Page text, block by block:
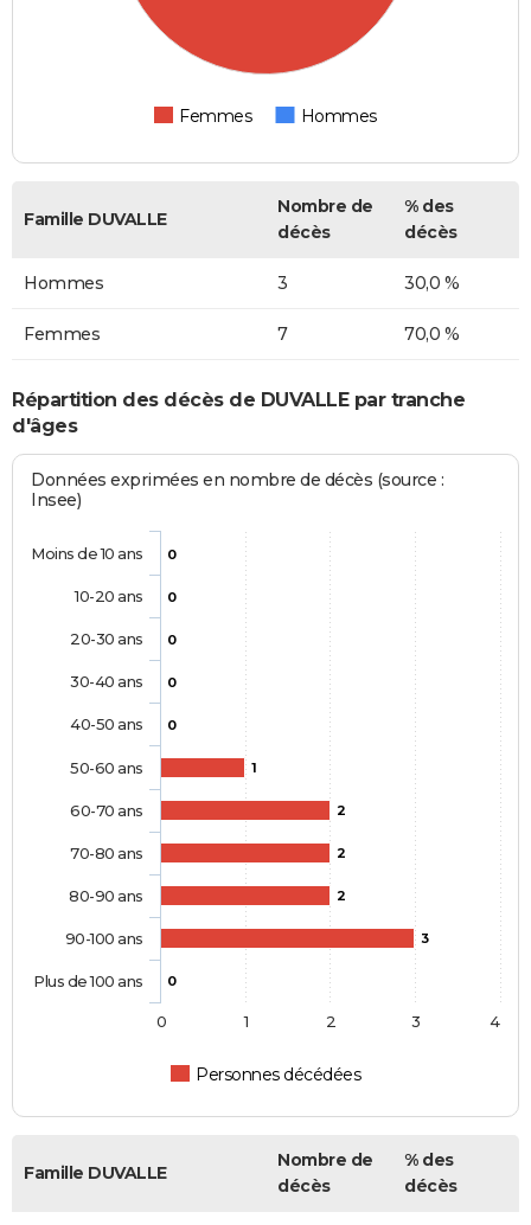
Femmes Hommes
Famille DUVALLE
Nombre de
décès
% des
décès
Hommes 3 30,0 %
Femmes 7 70,0 %
Répartition des décès de DUVALLE par tranche
d'âges
Données exprimées en nombre de décès (source :
Insee)
0
0
0
0
0
1
2
2
2
3
0
Personnes décédées
Moins de 10 ans
10-20 ans
20-30 ans
30-40 ans
40-50 ans
50-60 ans
60-70 ans
70-80 ans
80-90 ans
90-100 ans
Plus de 100 ans
0 1 2 3 4
Famille DUVALLE
Nombre de
décès
% des
décès